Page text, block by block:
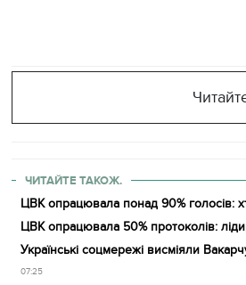
ЧИТАЙТЕ ТАКОЖ.
ЦВК опрацювала понад 90% голосів:
ЦВК опрацювала 50% протоколів:
Українські соцмережі висміяли
07:25